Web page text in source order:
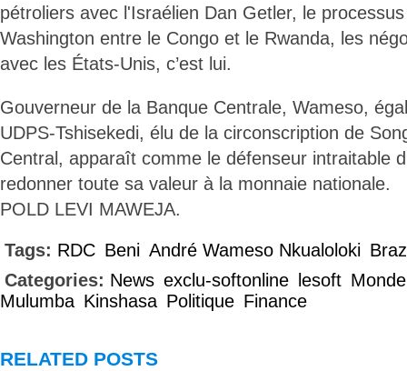
pétroliers avec l'Israélien Dan Getler, le
Washington entre le Congo et le Rwanda, les
avec les États-Unis, c’est lui.
Gouverneur de la Banque Centrale, Wameso,
UDPS-Tshisekedi, élu de la circonscription de
Central, apparaît comme le défenseur intraitable
redonner toute sa valeur à la monnaie nationale.
POLD LEVI MAWEJA.
Tags: RDC Beni André Wameso Nkualoloki
Categories: News exclu-softonline lesoft Monde
Mulumba Kinshasa Politique Finance
RELATED POSTS